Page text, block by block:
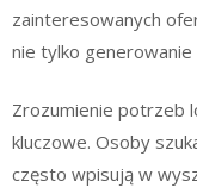
zainteresowanych
nie tylko
Zrozumienie potrzeb
kluczowe. Osoby
często wpisują w